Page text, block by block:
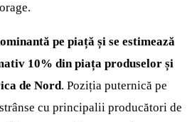
pe piață și se estimează
10% din piața produselor și
de Nord. Poziția puternică pe
cu principalii producători de